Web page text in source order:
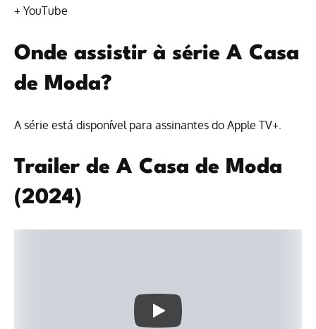
+ YouTube
Onde assistir à série A Casa
de Moda?
A série está disponível para assinantes do Apple TV+
Trailer de A Casa de Moda
(2024)